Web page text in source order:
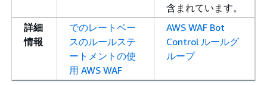
含まれています。
詳細
情報
でのレートベー
スのルールステ
ートメントの使
用 AWS WAF
AWS WAF Bot
Control ルールグ
ループ